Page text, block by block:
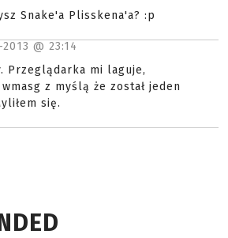
Snake'a Plisskena'a? :p
@ 23:14
Przeglądarka mi laguje,
z myślą że został jeden
się.